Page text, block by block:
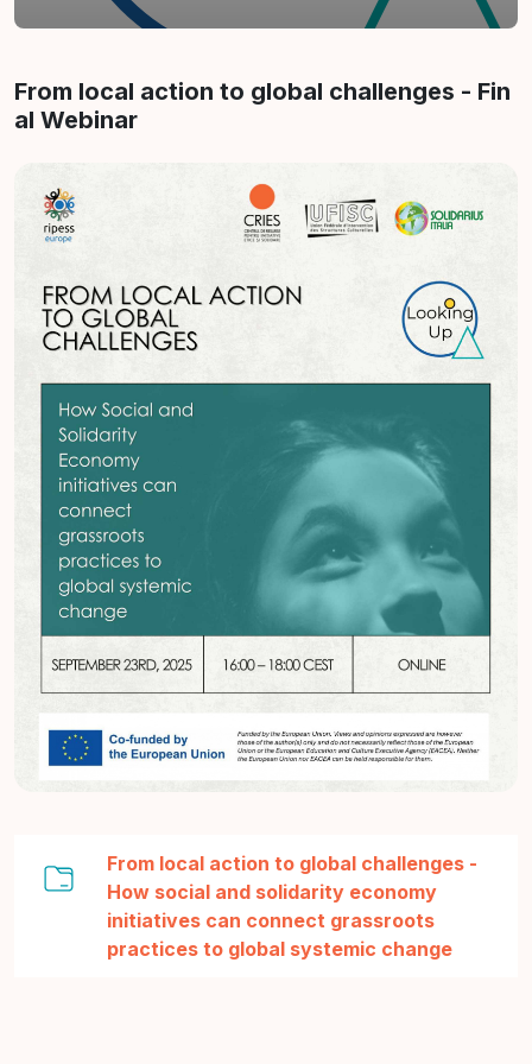
Abschnittsübersicht
From local action to global challenges - Fin
al Webinar
From local action to global challenges -
How social and solidarity economy
initiatives can connect grassroots
practices to global systemic change